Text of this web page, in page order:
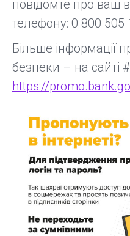
повідомте про ваш
телефону: 0 800 505
Більше інформації
безпеки – на сайті
https://